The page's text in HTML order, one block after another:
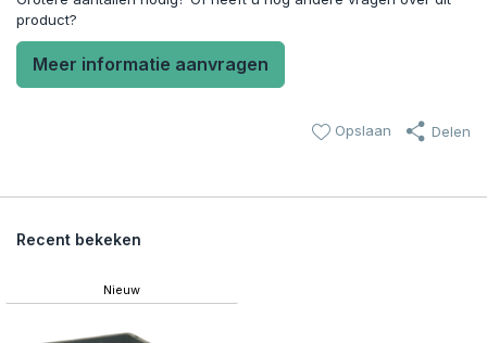
product?
Meer informatie aanvragen
Opslaan Delen
Recent bekeken
Nieuw